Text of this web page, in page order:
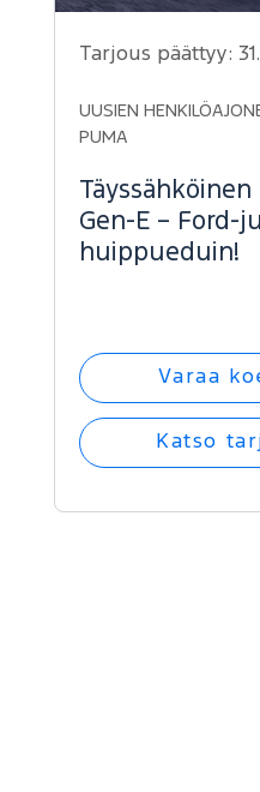
Tarjous päättyy:
UUSIEN
PUMA
Täyssähköinen
Gen-E – Ford-
huippueduin!
Varaa
Katso